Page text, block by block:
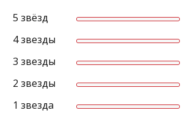
5 звёзд
4 звезды
3 звезды
2 звезды
1 звезда